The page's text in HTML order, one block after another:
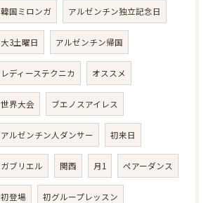
韓国ミロンガ アルゼンチン独立記念日
大3土曜日 アルゼンチン帰国
レディーステクニカ オススメ
世界大会 ブエノスアイレス
アルゼンチン人ダンサー 初来日
ガブリエル 関西 月1 ペアーダンス
初登場 初グループレッスン